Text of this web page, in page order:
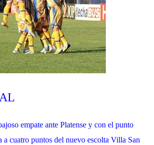
empate ante Platense y con el punto
a cuatro puntos del nuevo escolta Villa San